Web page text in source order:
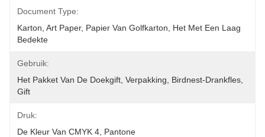
Document Type:
Karton, Art Paper, Papier Van Golfkarton, Het Met Een Laag
Bedekte
Gebruik:
Het Pakket Van De Doekgift, Verpakking, Birdnest-Drankfles,
Gift
Druk:
De Kleur Van CMYK 4, Pantone